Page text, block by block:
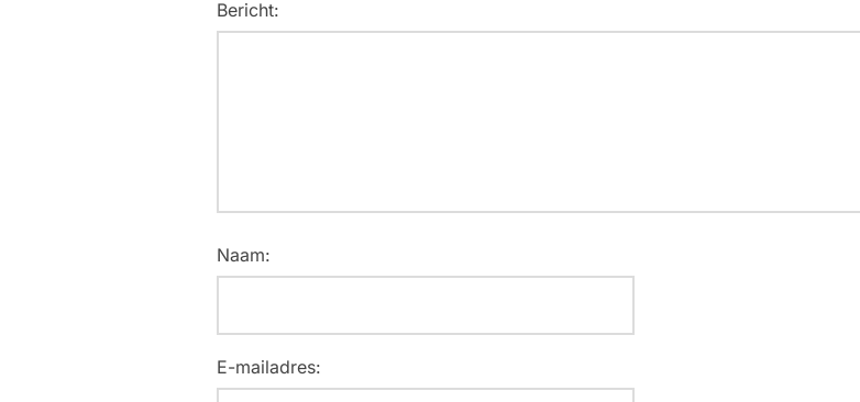
Bericht:
Naam:
E-mailadres: